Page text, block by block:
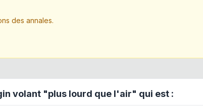
des annales.
volant "plus lourd que l'air" qui est :